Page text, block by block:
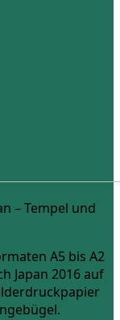
– Tempel und
A5 bis A2
Japan 2016 auf